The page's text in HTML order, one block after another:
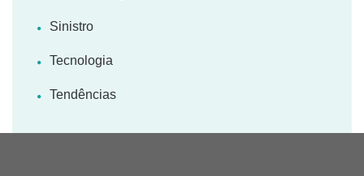
Sinistro
Tecnologia
Tendências